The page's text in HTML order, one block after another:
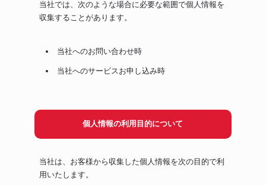
当社では、次のような場合に必要な範囲で個人情報を
収集することがあります。
当社へのお問い合わせ時
当社へのサービスお申し込み時
個人情報の利用目的について
当社は、お客様から収集した個人情報を次の目的で利
用いたします。